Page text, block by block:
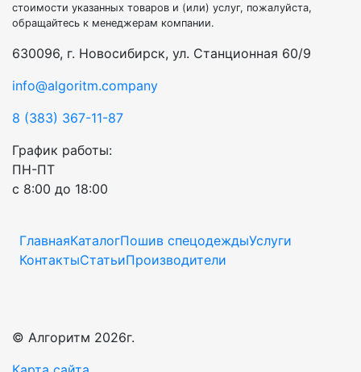
стоимости указанных товаров и (или) услуг, пожалуйста,
обращайтесь к менеджерам компании.
630096, г. Новосибирск, ул. Станционная 60/9
info@algoritm.company
8 (383) 367-11-87
График работы:
ПН-ПТ
с 8:00 до 18:00
ГлавнаяКаталогПошив спецодеждыУслуги
КонтактыСтатьиПроизводители
© Алгоритм 2026г.